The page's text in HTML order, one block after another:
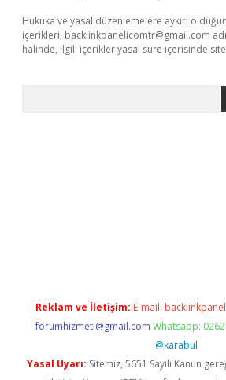
Hukuka ve yasal düzenlemelere aykırı
içerikleri, backlinkpanelicomtr@gmail.com
halinde, ilgili içerikler yasal süre içerisinde
Reklam ve İletişim: E-mail:
forumhizmeti@gmail.com Whatsapp:
@karabul
Yasal Uyarı: Sitemiz, 5651 Sayılı Kanun